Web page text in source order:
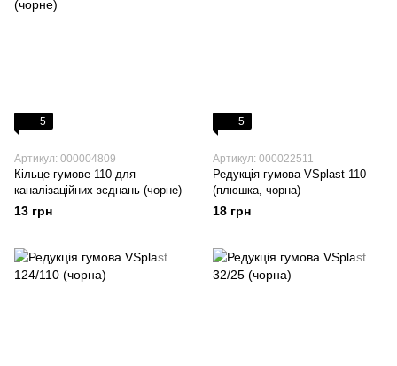
5
Артикул: 000004809
Кільце гумове 110 для
каналізаційних зєднань (чорне)
13 грн
5
Артикул: 000022511
Редукція гумова VSplast 110
(плюшка, чорна)
18 грн